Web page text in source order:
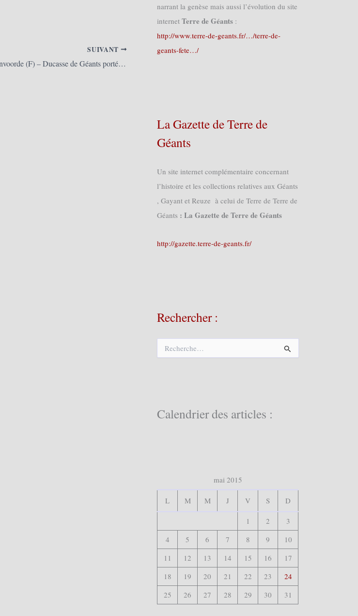
SUIVANT
Steenvoorde (F) – Ducasse de Géants portés 2015 (07/06/2015)
narrant la genèse mais aussi l’évolution du site
internet Terre de Géants :
http://www.terre-de-geants.fr/…/terre-de-
geants-fete…/
La Gazette de Terre de
Géants
Un site internet complémentaire concernant
l’histoire et les collections relatives aux Géants
, Gayant et Reuze à celui de Terre de Terre de
Géants : La Gazette de Terre de Géants
http://gazette.terre-de-geants.fr/
Rechercher :
h
e
Calendrier des articles :
mai 2015
L M M J V S D
1 2
3
4
5 6 7 8 9
10
11
12 13 14 15 16
17
18
19 20 21 22 23
24
25
26 27 28 29 30 31